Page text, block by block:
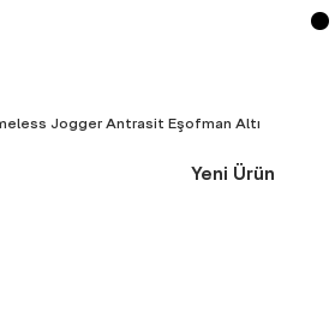
Jogger Antrasit Eşofman Altı
Yeni Ürün